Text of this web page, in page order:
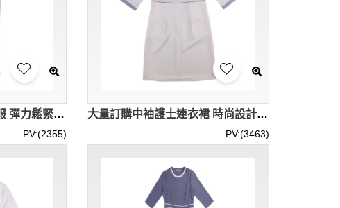
製訂女裝長褲護士工作服 彈力鬆緊闊腳護士服 護士褲中心 SKU062
PV:(2355)
大量訂購中袖護士連衣裙 時尚設計翻領撞色袖口 後背隱形拉鏈設計 護士服中心 SKU061
PV:(3463)